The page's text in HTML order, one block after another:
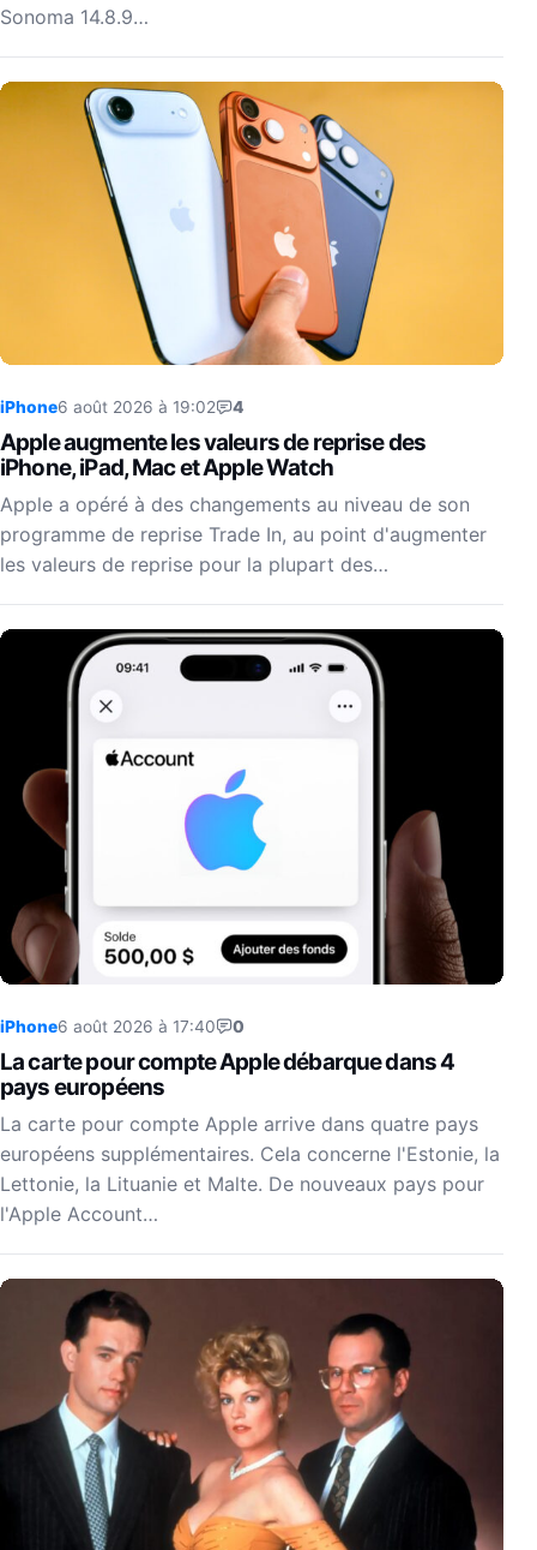
Sonoma 14.8.9…
iPhone6 août 2026 à 19:02 4
Apple augmente les valeurs de reprise des
iPhone, iPad, Mac et Apple Watch
Apple a opéré à des changements au niveau de son
programme de reprise Trade In, au point d'augmenter
les valeurs de reprise pour la plupart des…
iPhone6 août 2026 à 17:40 0
La carte pour compte Apple débarque dans 4
pays européens
La carte pour compte Apple arrive dans quatre pays
européens supplémentaires. Cela concerne l'Estonie, la
Lettonie, la Lituanie et Malte. De nouveaux pays pour
l'Apple Account…